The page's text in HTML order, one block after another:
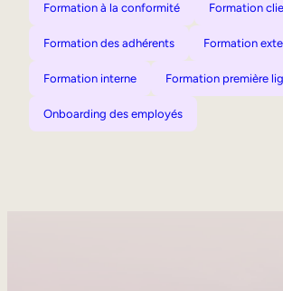
Formation à la conformité Formation
Formation des adhérents Formation
Formation interne Formation première
Onboarding des employés